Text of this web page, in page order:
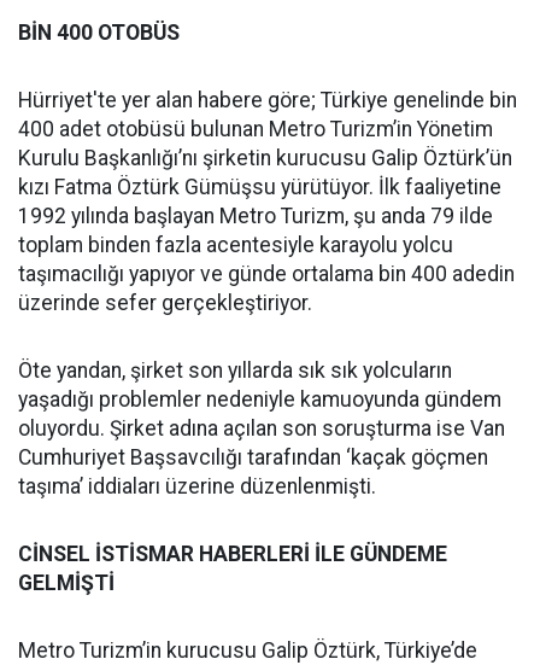
BİN 400 OTOBÜS
Hürriyet'te yer alan habere göre; Türkiye genelinde bin
400 adet otobüsü bulunan Metro Turizm’in Yönetim
Kurulu Başkanlığı’nı şirketin kurucusu Galip Öztürk’ün
kızı Fatma Öztürk Gümüşsu yürütüyor. İlk faaliyetine
1992 yılında başlayan Metro Turizm, şu anda 79 ilde
toplam binden fazla acentesiyle karayolu yolcu
taşımacılığı yapıyor ve günde ortalama bin 400 adedin
üzerinde sefer gerçekleştiriyor.
Öte yandan, şirket son yıllarda sık sık yolcuların
yaşadığı problemler nedeniyle kamuoyunda gündem
oluyordu. Şirket adına açılan son soruşturma ise Van
Cumhuriyet Başsavcılığı tarafından ‘kaçak göçmen
taşıma’ iddiaları üzerine düzenlenmişti.
CİNSEL İSTİSMAR HABERLERİ İLE GÜNDEME
GELMİŞTİ
Metro Turizm’in kurucusu Galip Öztürk, Türkiye’de